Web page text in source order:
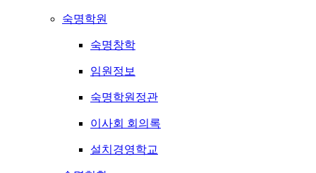
숙명학원
숙명창학
임원정보
숙명학원정관
이사회 회의록
설치경영학교